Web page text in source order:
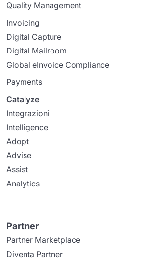
Quality Management
Invoicing
Digital Capture
Digital Mailroom
Global eInvoice Compliance
Payments
Catalyze
Integrazioni
Intelligence
Adopt
Advise
Assist
Analytics
Partner
Partner Marketplace
Diventa Partner